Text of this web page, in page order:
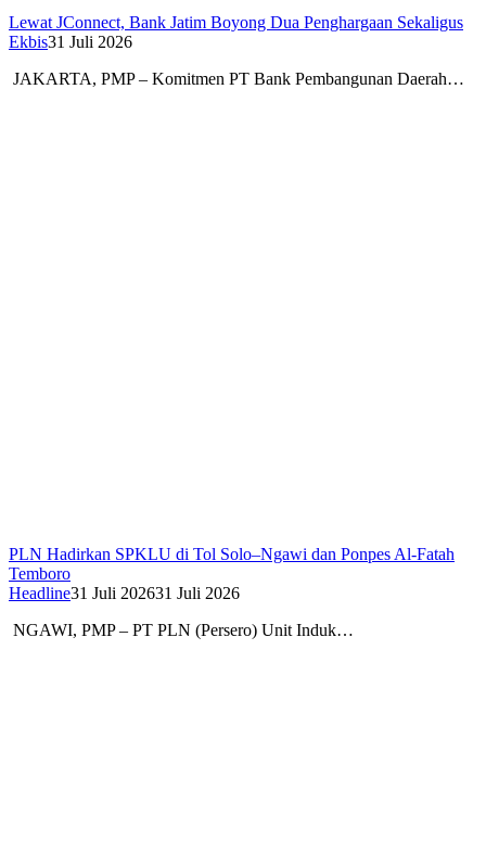
Lewat JConnect, Bank Jatim Boyong Dua Penghargaan Sekaligus
Ekbis31 Juli 2026
JAKARTA, PMP – Komitmen PT Bank Pembangunan Daerah…
PLN Hadirkan SPKLU di Tol Solo–Ngawi dan Ponpes Al-Fatah
Temboro
Headline31 Juli 202631 Juli 2026
NGAWI, PMP – PT PLN (Persero) Unit Induk…